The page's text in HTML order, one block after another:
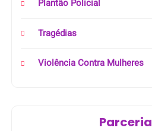
Plantão Policial
Tragédias
Violência Contra Mulheres
Parceria